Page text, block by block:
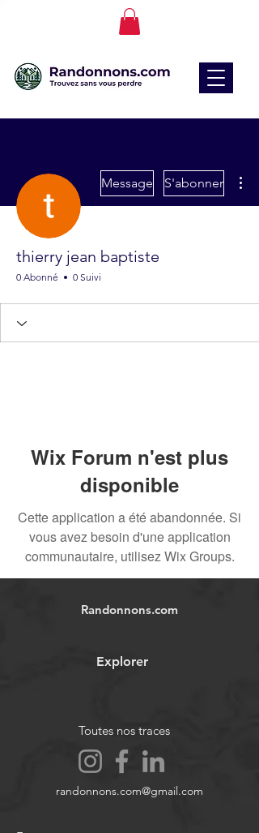
Message S'abonner
thierry jean baptiste
0 Abonné 0 Suivi
Wix Forum n'est plus
disponible
Cette application a été abandonnée. Si
vous avez besoin d'une application
communautaire, utilisez Wix Groups.
Randonnons.com
Explorer
Toutes nos traces
randonnons.com@gmail.com